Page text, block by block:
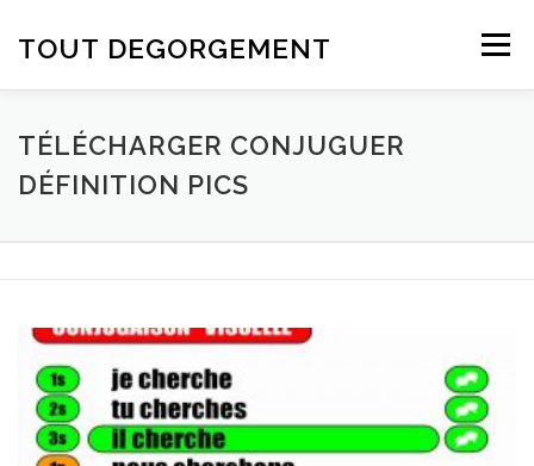
TOUT DEGORGEMENT Menu
TÉLÉCHARGER CONJUGUER
DÉFINITION PICS